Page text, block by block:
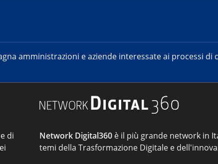
amministrazioni e aziende interessate ai processi di
di
Network Digital360 è il più grande network in
temi della Trasformazione Digitale e